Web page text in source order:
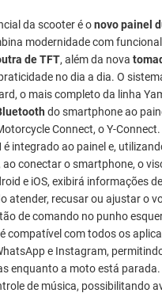
da scooter é onovo painel
modernidade com
de TFT, além da nova
no dia a dia. O
o mais completo da linha
do smartphone ao
Connect, o Y-
é integrado ao painel e,
conectar o smartphone, o
e iOS, exibirá informações
atender, recusar ou ajustar o
de comando no punho
compatível com todos os
e Instagram,
enquanto a moto está parada.
de música, possibilitando